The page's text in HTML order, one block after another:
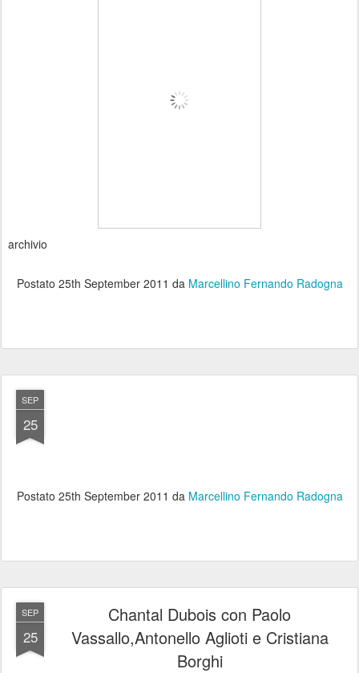
archivio
Postato 25th September 2011 da Marcellino Fernando Radogna
SEP
25
Postato 25th September 2011 da Marcellino Fernando Radogna
SEP
25
Chantal Dubois con Paolo
Vassallo,Antonello Aglioti e Cristiana
Borghi